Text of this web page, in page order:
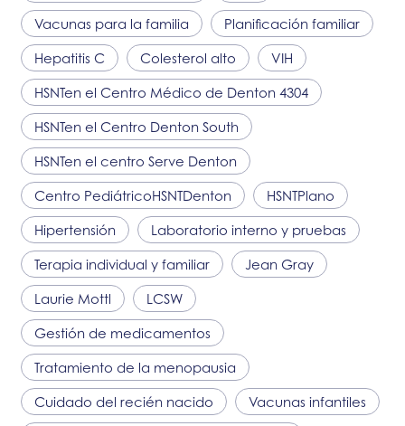
Vacunas para la familia Planificación familiar
Hepatitis C Colesterol alto VIH
HSNTen el Centro Médico de Denton 4304
HSNTen el Centro Denton South
HSNTen el centro Serve Denton
Centro PediátricoHSNTDenton HSNTPlano
Hipertensión Laboratorio interno y pruebas
Terapia individual y familiar Jean Gray
Laurie Mottl LCSW
Gestión de medicamentos
Tratamiento de la menopausia
Cuidado del recién nacido Vacunas infantiles